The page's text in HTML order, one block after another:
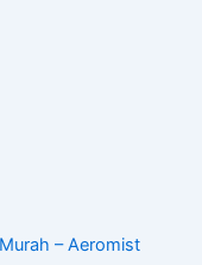
– Aeromist